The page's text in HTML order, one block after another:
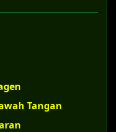
Tangan